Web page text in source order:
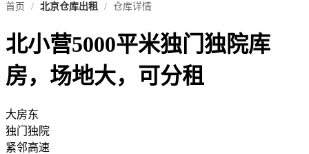
首页 / 北京仓库出租 / 仓库详情
北小营5000平米独门独院库
房，场地大，可分租
大房东
独门独院
紧邻高速